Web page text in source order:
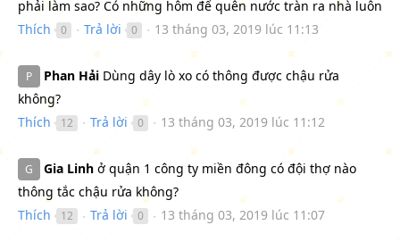
phải làm sao? Có những hôm để quên nước tràn ra nhà luôn
Thích
0 ● Trả lời 0 ● 13 tháng 03, 2019 lúc 11:13
P Phan Hải Dùng dây lò xo có thông được chậu rửa
không?
Thích
12 ● Trả lời 0 ● 13 tháng 03, 2019 lúc 11:12
G Gia Linh ở quận 1 công ty miền đông có đội thợ nào
thông tắc chậu rửa không?
Thích
12 ● Trả lời 0 ● 13 tháng 03, 2019 lúc 11:07